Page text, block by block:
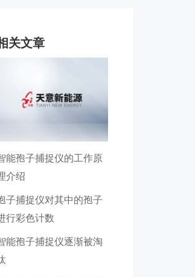
关文章
能孢子捕捉仪的工作原
介绍
子捕捉仪对其中的孢子
行彩色计数
能孢子捕捉仪逐渐被淘